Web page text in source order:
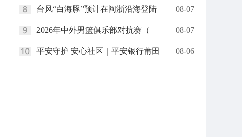
台风“白海豚”预计在闽浙沿海登陆 08-07
2026年中外男篮俱乐部对抗赛（ 08-07
平安守护 安心社区｜平安银行莆田 08-06